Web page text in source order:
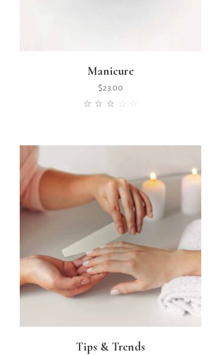
Manicure
$23.00
Tips & Trends